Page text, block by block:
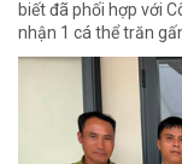
biết đã phối hợp với
nhận 1 cá thể trăn